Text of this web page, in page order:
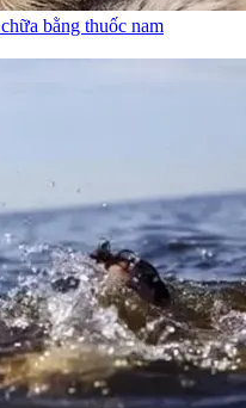
bằng thuốc nam